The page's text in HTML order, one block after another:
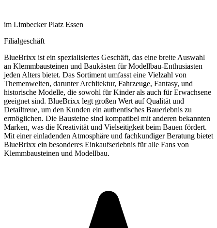
im Limbecker Platz Essen
Filialgeschäft
BlueBrixx ist ein spezialisiertes Geschäft, das eine breite Auswahl
an Klemmbausteinen und Baukästen für Modellbau-Enthusiasten
jeden Alters bietet. Das Sortiment umfasst eine Vielzahl von
Themenwelten, darunter Architektur, Fahrzeuge, Fantasy, und
historische Modelle, die sowohl für Kinder als auch für Erwachsene
geeignet sind. BlueBrixx legt großen Wert auf Qualität und
Detailtreue, um den Kunden ein authentisches Bauerlebnis zu
ermöglichen. Die Bausteine sind kompatibel mit anderen bekannten
Marken, was die Kreativität und Vielseitigkeit beim Bauen fördert.
Mit einer einladenden Atmosphäre und fachkundiger Beratung bietet
BlueBrixx ein besonderes Einkaufserlebnis für alle Fans von
Klemmbausteinen und Modellbau.